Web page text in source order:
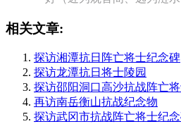
相关文章:
探访湘潭抗日阵亡将士纪念碑
探访龙潭抗日将士陵园
探访邵阳洞口高沙抗战阵亡
再访南岳衡山抗战纪念物
探访武冈市抗战阵亡将士纪